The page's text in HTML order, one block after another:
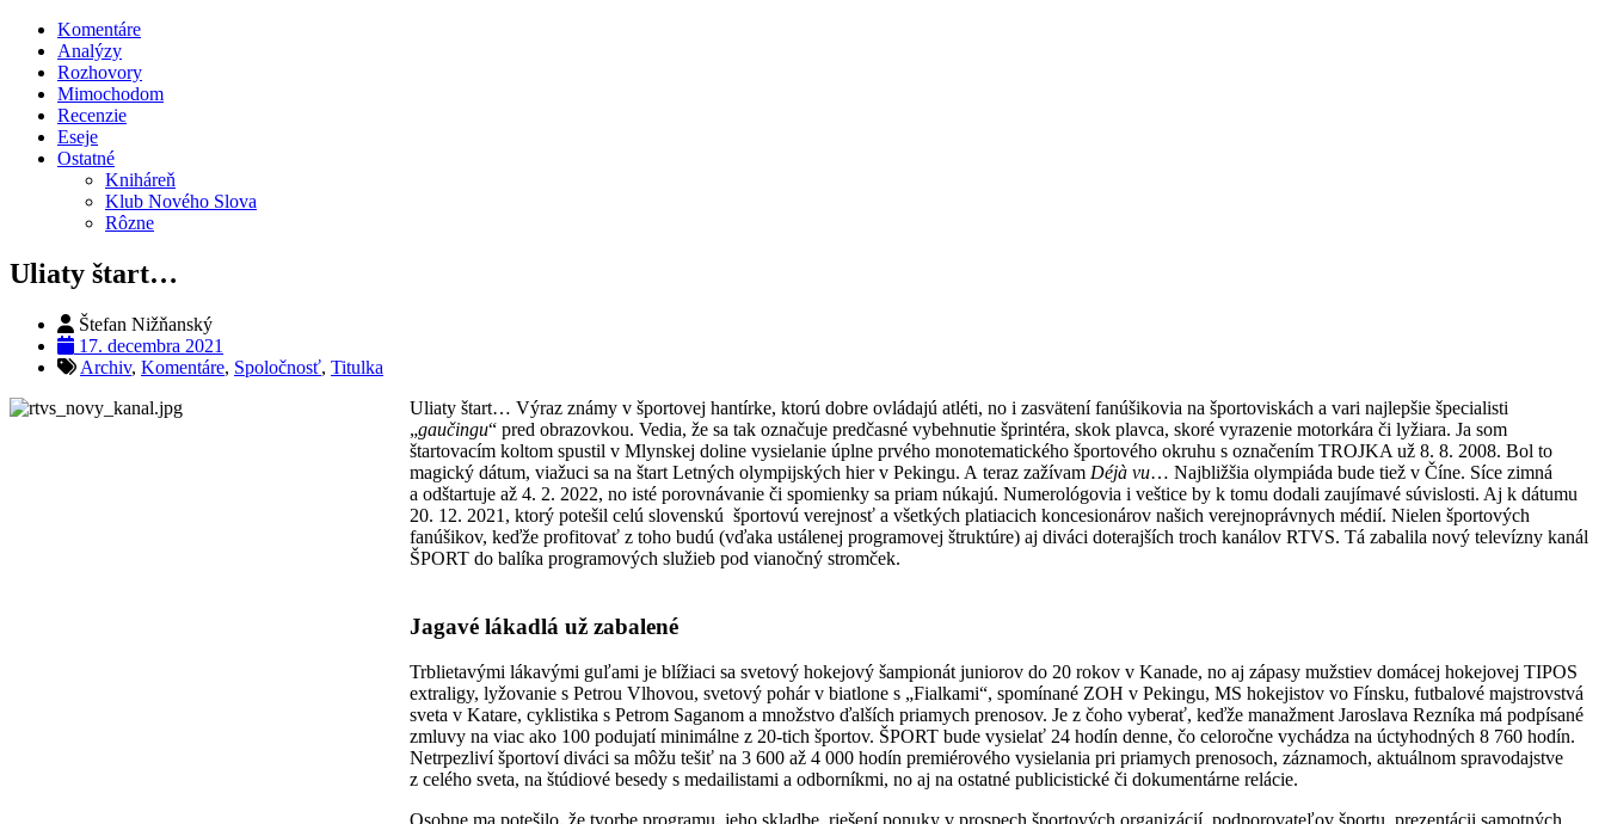
Komentáre
Analýzy
Rozhovory
Mimochodom
Recenzie
Eseje
Ostatné
Kniháreň
Klub Nového Slova
Rôzne
Uliaty štart…
Štefan Nižňanský
17. decembra 2021
Archiv, Komentáre, Spoločnosť, Titulka
Uliaty štart… Výraz známy v športovej hantírke, ktorú dobre ovládajú atléti, no i zasvätení fanúšikovia na športoviskách a vari najlepšie špecialisti
„gaučingu“ pred obrazovkou. Vedia, že sa tak označuje predčasné vybehnutie šprintéra, skok plavca, skoré vyrazenie motorkára či lyžiara. Ja som
štartovacím koltom spustil v Mlynskej doline vysielanie úplne prvého monotematického športového okruhu s označením TROJKA už 8. 8. 2008. Bol to
magický dátum, viažuci sa na štart Letných olympijských hier v Pekingu. A teraz zažívam Déjà vu… Najbližšia olympiáda bude tiež v Číne. Síce zimná
a odštartuje až 4. 2. 2022, no isté porovnávanie či spomienky sa priam núkajú. Numerológovia i veštice by k tomu dodali zaujímavé súvislosti. Aj k dátumu
20. 12. 2021, ktorý potešil celú slovenskú športovú verejnosť a všetkých platiacich koncesionárov našich verejnoprávnych médií. Nielen športových
fanúšikov, keďže profitovať z toho budú (vďaka ustálenej programovej štruktúre) aj diváci doterajších troch kanálov RTVS. Tá zabalila nový televízny kanál
ŠPORT do balíka programových služieb pod vianočný stromček.
Jagavé lákadlá už zabalené
Trblietavými lákavými guľami je blížiaci sa svetový hokejový šampionát juniorov do 20 rokov v Kanade, no aj zápasy mužstiev domácej hokejovej TIPOS
extraligy, lyžovanie s Petrou Vlhovou, svetový pohár v biatlone s „Fialkami“, spomínané ZOH v Pekingu, MS hokejistov vo Fínsku, futbalové majstrovstvá
sveta v Katare, cyklistika s Petrom Saganom a množstvo ďalších priamych prenosov. Je z čoho vyberať, keďže manažment Jaroslava Rezníka má podpísané
zmluvy na viac ako 100 podujatí minimálne z 20-tich športov. ŠPORT bude vysielať 24 hodín denne, čo celoročne vychádza na úctyhodných 8 760 hodín.
Netrpezliví športoví diváci sa môžu tešiť na 3 600 až 4 000 hodín premiérového vysielania pri priamych prenosoch, záznamoch, aktuálnom spravodajstve
z celého sveta, na štúdiové besedy s medailistami a odborníkmi, no aj na ostatné publicistické či dokumentárne relácie.